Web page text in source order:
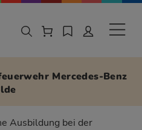
Mercedes-Benz
Ausbildung bei der